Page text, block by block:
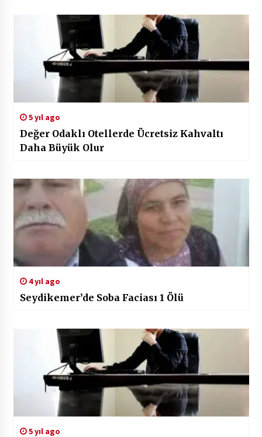
5 yıl ago
Değer Odaklı Otellerde Ücretsiz Kahvaltı
Daha Büyük Olur
4 yıl ago
Seydikemer’de Soba Faciası 1 Ölü
5 yıl ago